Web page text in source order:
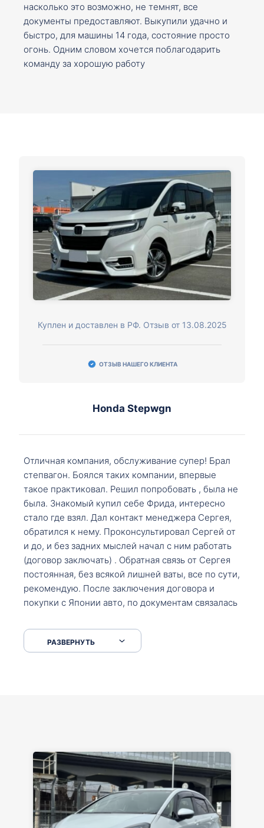
насколько это возможно, не темнят, все
документы предоставляют. Выкупили удачно и
быстро, для машины 14 года, состояние просто
огонь. Одним словом хочется поблагодарить
команду за хорошую работу
Куплен и доставлен в РФ. Отзыв от 13.08.2025
ОТЗЫВ НАШЕГО КЛИЕНТА
Honda Stepwgn
Отличная компания, обслуживание супер! Брал
степвагон. Боялся таких компании, впервые
такое практиковал. Решил попробовать , была не
была. Знакомый купил себе Фрида, интересно
стало где взял. Дал контакт менеджера Сергея,
обратился к нему. Проконсультировал Сергей от
и до, и без задних мыслей начал с ним работать
(договор заключать) . Обратная связь от Сергея
постоянная, без всякой лишней ваты, все по сути,
рекомендую. После заключения договора и
покупки с Японии авто, по документам связалась
что заполнить, куда зайти, образцы и т.д. После
приехал за авто. Меня тепло встретили Сергей с
РАЗВЕРНУТЬ